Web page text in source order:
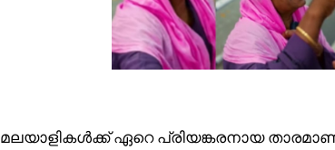
മലയാളികൾക്ക് ഏറെ പ്രിയങ്കരനായ താരമാണ്